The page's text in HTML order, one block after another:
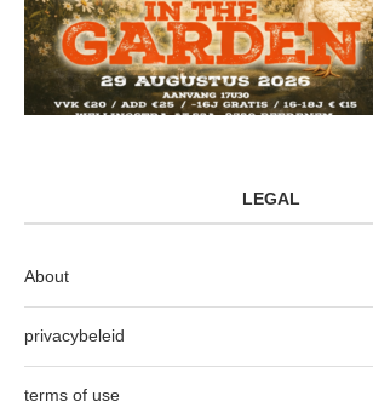
LEGAL
About
privacybeleid
terms of use